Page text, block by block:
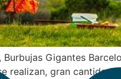
Gigantes
realizan, gran cantidad